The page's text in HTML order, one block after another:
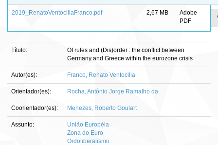
2019_RenatoVentocillaFranco.pdf 2,67 MB
Adobe
PDF
Título:
Of rules and (Dis)order : the conflict between
Germany and Greece within the eurozone crisis
Autor(es): Franco, Renato Ventocilla
Orientador(es): Rocha, Antônio Jorge Ramalho da
Coorientador(es): Menezes, Roberto Goulart
Assunto:
União Européia
Zona do Euro
Ordoliberalismo